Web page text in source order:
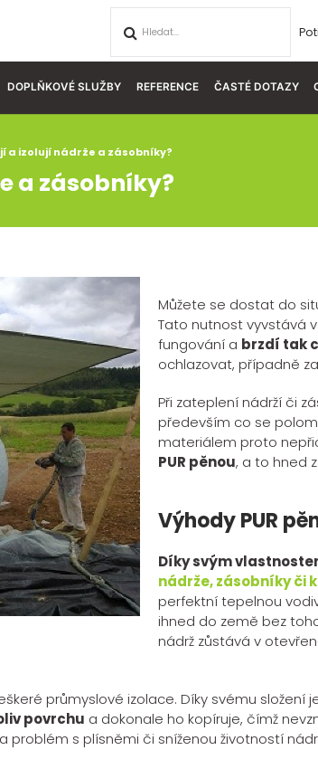
DOPLŇKOVÉ SLUŽBY REFERENCE ČASTÉ DOTAZY
a izolují nádrže a zásobníky?
a zásobníky?
Můžete se dostat do
Tato nutnost vyvstává
fungování a brzdí tak
ochlazovat, případně
Při zateplení nádrží či
především co se
materiálem proto
PUR pěnou, a to hned
Výhody PUR
Díky svým
nádrže, zásobníky či
perfektní tepelnou
ihned do země bez
nádrž zůstává v
průmyslové izolace. Díky svému
povrchu a dokonale ho kopíruje, čímž
s plísněmi či sníženou životností